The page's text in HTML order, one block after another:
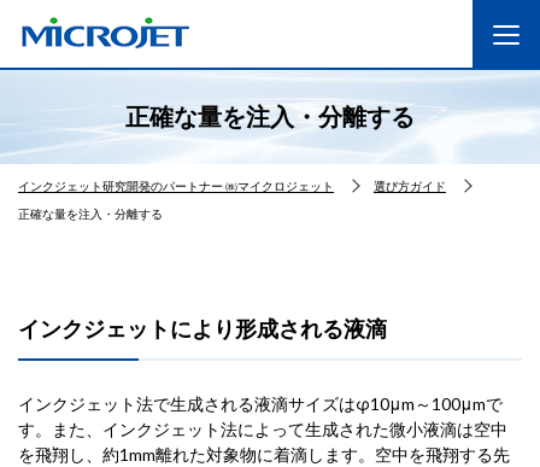
正確な量を注入・分離する
インクジェット研究開発のパートナー ㈱マイクロジェット
選び方ガイド
正確な量を注入・分離する
インクジェットにより形成される液滴
インクジェット法で生成される液滴サイズはφ10μm～100μmで
す。また、インクジェット法によって生成された微小液滴は空中
を飛翔し、約1mm離れた対象物に着滴します。空中を飛翔する先